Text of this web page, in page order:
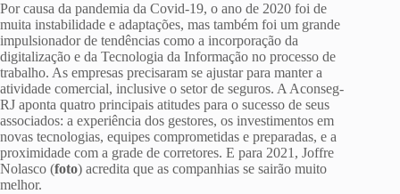
Por causa da pandemia da Covid-19, o ano de 2020 foi de
muita instabilidade e adaptações, mas também foi um grande
impulsionador de tendências como a incorporação da
digitalização e da Tecnologia da Informação no processo de
trabalho. As empresas precisaram se ajustar para manter a
atividade comercial, inclusive o setor de seguros. A Aconseg-
RJ aponta quatro principais atitudes para o sucesso de seus
associados: a experiência dos gestores, os investimentos em
novas tecnologias, equipes comprometidas e preparadas, e a
proximidade com a grade de corretores. E para 2021, Joffre
Nolasco (foto) acredita que as companhias se sairão muito
melhor.